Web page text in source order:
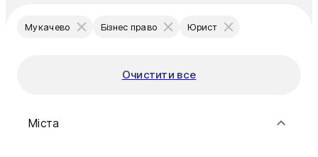
Мукачево Бізнес право Юрист
Очистити все
Міста